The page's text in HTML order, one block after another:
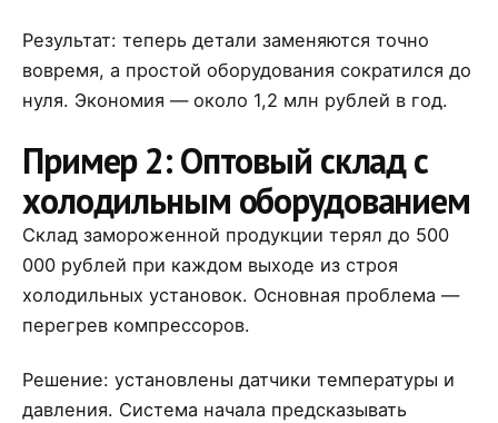
Результат: теперь детали заменяются точно
вовремя, а простой оборудования сократился до
нуля. Экономия — около 1,2 млн рублей в год.
Пример 2: Оптовый склад с
холодильным оборудованием
Склад замороженной продукции терял до 500
000 рублей при каждом выходе из строя
холодильных установок. Основная проблема —
перегрев компрессоров.
Решение: установлены датчики температуры и
давления. Система начала предсказывать